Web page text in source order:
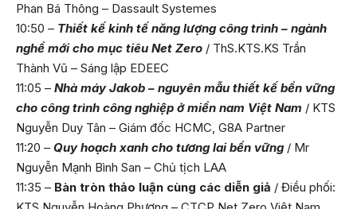
Phan Bá Thông – Dassault Systemes
10:50 – Thiết kế kinh tế năng lượng công trình – ngành
nghề mới cho mục tiêu Net Zero / ThS.KTS.KS Trần
Thành Vũ – Sáng lập EDEEC
11:05 – Nhà máy Jakob – nguyên mẫu thiết kế bền vững
cho công trình công nghiệp ở miền nam Việt Nam / KTS
Nguyễn Duy Tân – Giám đốc HCMC, G8A Partner
11:20 – Quy hoạch xanh cho tương lai bền vững/ Mr
Nguyễn Mạnh Bình San – Chủ tịch LAA
11:35 – Bàn tròn thảo luận cùng các diễn giả / Điều phối: